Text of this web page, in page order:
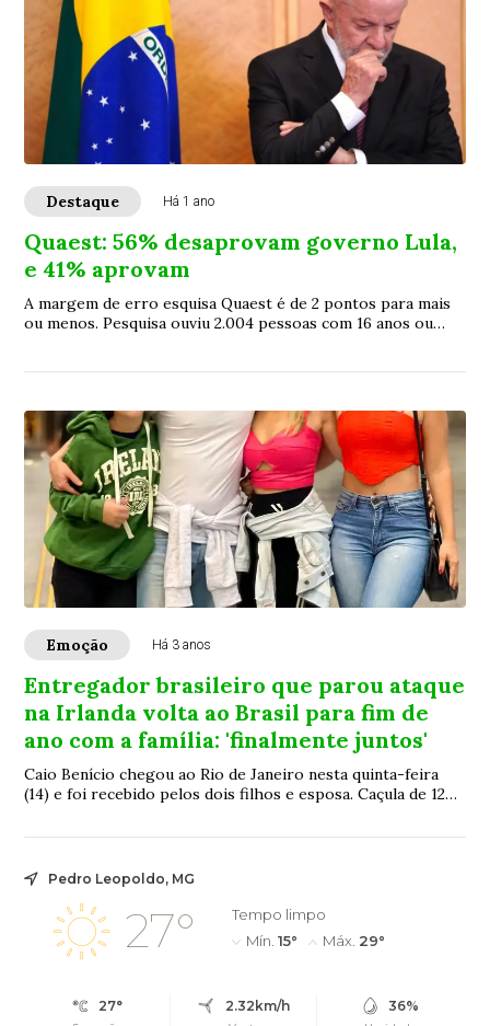
Destaque Há 1 ano
Quaest: 56% desaprovam governo Lula,
e 41% aprovam
A margem de erro esquisa Quaest é de 2 pontos para mais
ou menos. Pesquisa ouviu 2.004 pessoas com 16 anos ou
Emoção Há 3 anos
Entregador brasileiro que parou ataque
na Irlanda volta ao Brasil para fim de
ano com a família: 'finalmente juntos'
Caio Benício chegou ao Rio de Janeiro nesta quinta-feira
(14) e foi recebido pelos dois filhos e esposa. Caçula de 12
Pedro Leopoldo, MG
27°
Tempo limpo
Mín. 15° Máx. 29°
27° 2.32km/h 36%